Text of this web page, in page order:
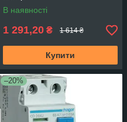
В наявності
1 291,20 ₴ 1 614 ₴
Купити
–20%